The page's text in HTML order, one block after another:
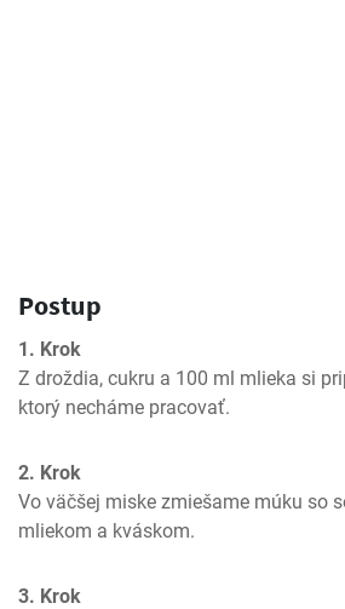
Postup
1. Krok
Z droždia, cukru a 100 ml mlieka si
ktorý necháme pracovať.
2. Krok
Vo väčšej miske zmiešame múku so
mliekom a kváskom.
3. Krok